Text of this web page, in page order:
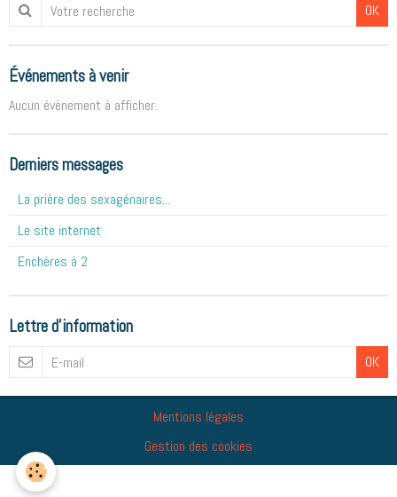
OK
Événements à venir
Aucun évènement à afficher.
Derniers messages
La prière des sexagénaires...
Le site internet
Enchères à 2
Lettre d'information
OK
Mentions légales
Gestion des cookies